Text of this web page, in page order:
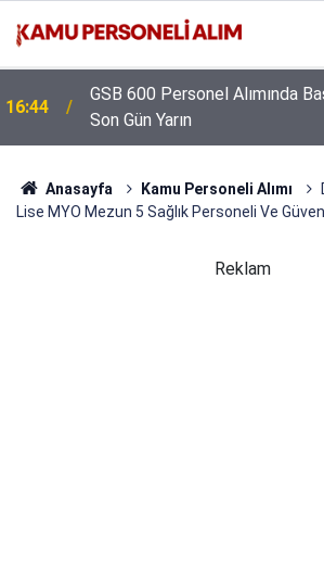
16:44
GSB 600 Personel Alımında
Son Gün Yarın
Anasayfa Kamu Personeli Alımı
Lise MYO Mezun 5 Sağlık Personeli Ve
Reklam